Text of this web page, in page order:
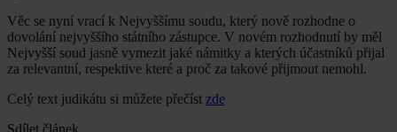
Věc se nyní vrací k Nejvyššímu soudu, který nově rozhodne o
dovolání nejvyššího státního zástupce. V novém rozhodnutí by měl
Nejvyšší soud jasně vymezit jaké námitky a kterých účastníků přijal
za relevantní, respektive které a proč za takové přijmout nemohl.
Celý text judikátu si můžete přečíst zde